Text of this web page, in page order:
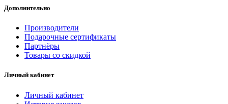
Дополнительно
Производители
Подарочные сертификаты
Партнёры
Товары со скидкой
Личный кабинет
Личный кабинет